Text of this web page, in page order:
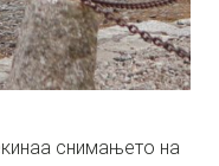
снимањето на